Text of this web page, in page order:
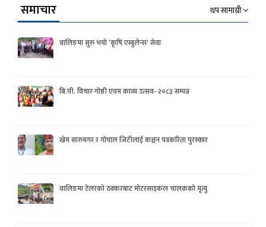
समाचार थप सामाग्री
वालिङमा सुरु भयो ‘कृषि एम्बुलेन्स’ सेवा
बि.पी. विचार गोष्ठी एवम काव्य उत्सव- २०८३ सम्पन्न
खेम सारुमगर र गोपाल जिटीलाई कञ्चन पत्रकरिता पुरस्कार
वालिङमा टेलरको ठक्करबाट मोटरसाइकल चालकको मृत्यु